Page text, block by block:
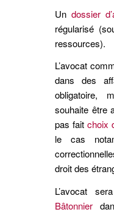
Un dossier
régularisé
ressources).
L’avocat
dans des
obligatoire,
souhaite être
pas fait choix
le cas
droit des
L’avocat
Bâtonnier